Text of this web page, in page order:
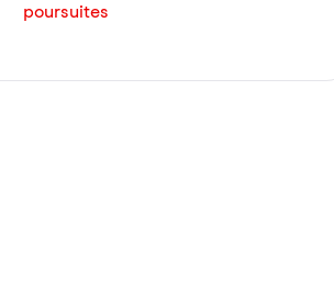
poursuites